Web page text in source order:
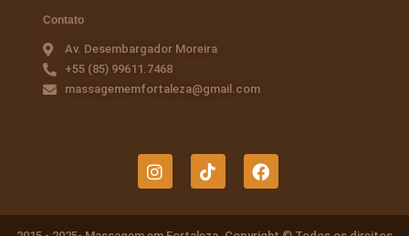
Contato
Av. Desembargador Moreira
+55 (85) 99611.7468
massagememfortaleza@gmail.com
I
n
t
a
T
i
t
o
F
a
e
b